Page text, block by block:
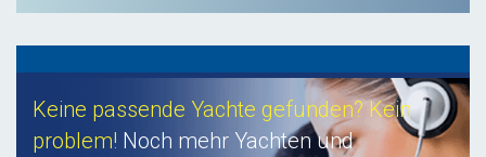
Keine passende Yachte gefunden? Kein
problem! Noch mehr Yachten und